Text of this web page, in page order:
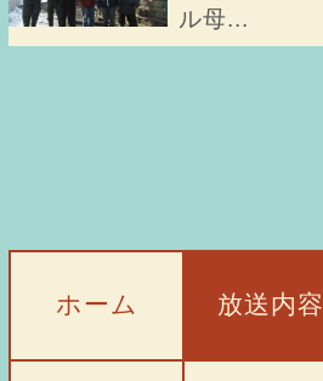
ル母...
ホーム 放送内容